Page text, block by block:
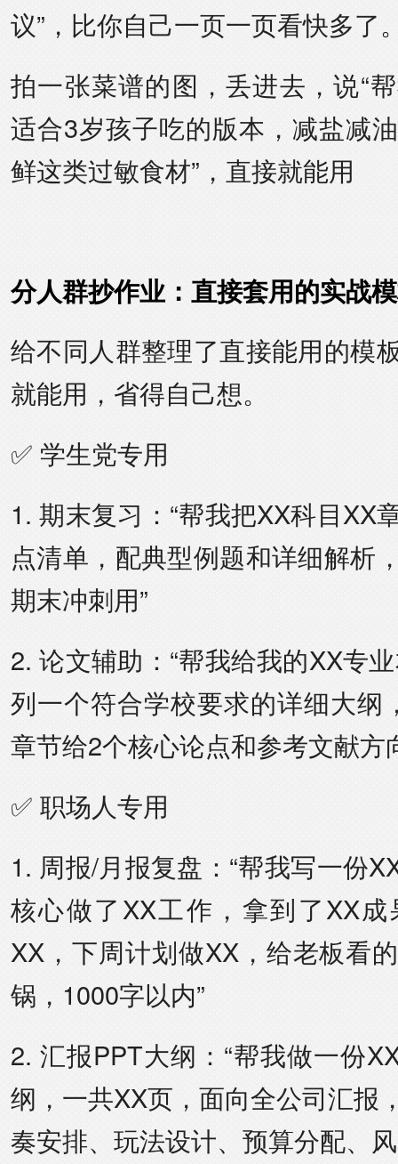
议”，比你自己一页一页看快多了
拍一张菜谱的图，丢进去，说“
适合3岁孩子吃的版本，减盐减
鲜这类过敏食材”，直接就能用
分人群抄作业：直接套用的实战
给不同人群整理了直接能用的模
就能用，省得自己想。
✅ 学生党专用
1. 期末复习：“帮我把XX科目XX
点清单，配典型例题和详细解析
期末冲刺用”
2. 论文辅助：“帮我给我的XX专
列一个符合学校要求的详细大纲
章节给2个核心论点和参考文献方
✅ 职场人专用
1. 周报/月报复盘：“帮我写一份
核心做了XX工作，拿到了XX
XX，下周计划做XX，给老板看
锅，1000字以内”
2. 汇报PPT大纲：“帮我做一份
纲，一共XX页，面向全公司汇报
奏安排、玩法设计、预算分配、